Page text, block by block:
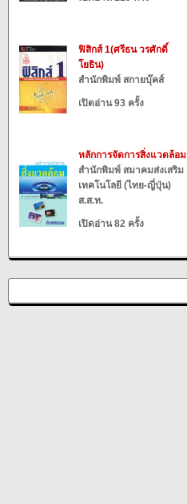
ฟิสิกส์ 1(ศรีธน วรศักดิ์
โยธิน)
สำนักพิมพ์ สกายบุ๊คส์
เปิดอ่าน 93 ครั้ง
หลักการจัดการสิ่งแวดล้อม
สำนักพิมพ์ สมาคมส่งเสริม
เทคโนโลยี (ไทย-ญี่ปุ่น)
ส.ส.ท.
เปิดอ่าน 82 ครั้ง